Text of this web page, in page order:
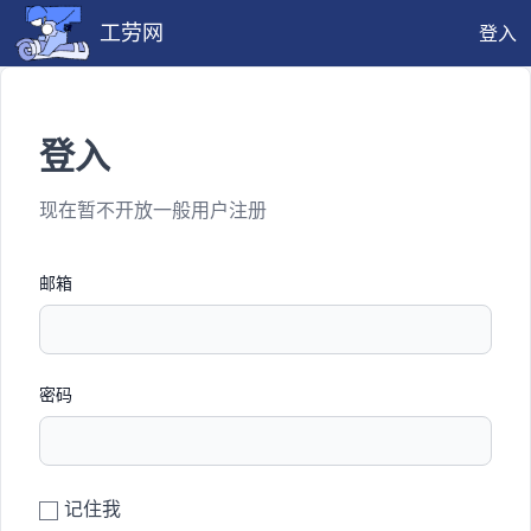
工劳网 登入
登入
现在暂不开放一般用户注册
邮箱
密码
记住我